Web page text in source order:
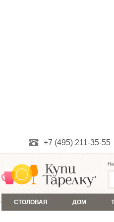
+7 (495) 211-35-
СТОЛОВАЯ ДОМ